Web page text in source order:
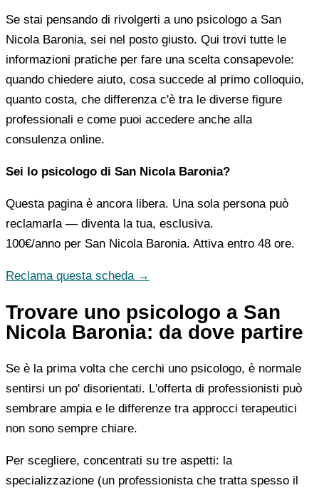
Se stai pensando di rivolgerti a uno psicologo a San
Nicola Baronia, sei nel posto giusto. Qui trovi tutte le
informazioni pratiche per fare una scelta consapevole:
quando chiedere aiuto, cosa succede al primo colloquio,
quanto costa, che differenza c'è tra le diverse figure
professionali e come puoi accedere anche alla
consulenza online.
Sei lo psicologo di San Nicola Baronia?
Questa pagina è ancora libera. Una sola persona può
reclamarla — diventa la tua, esclusiva.
100€/anno per San Nicola Baronia. Attiva entro 48 ore.
Reclama questa scheda →
Trovare uno psicologo a San
Nicola Baronia: da dove partire
Se è la prima volta che cerchi uno psicologo, è normale
sentirsi un po' disorientati. L'offerta di professionisti può
sembrare ampia e le differenze tra approcci terapeutici
non sono sempre chiare.
Per scegliere, concentrati su tre aspetti: la
specializzazione (un professionista che tratta spesso il